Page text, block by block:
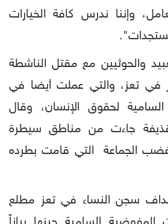
وإننا ندرس كافة الخيارات
والحوثيين مع مقتل الناشطة
في تعز، والتي عملت أيضا في
لحقوق الإنسان، وقال
جاءت من مناطق سيطرة
الجماعة التي قامت بطرده
سجن النساء في تعز مطلع